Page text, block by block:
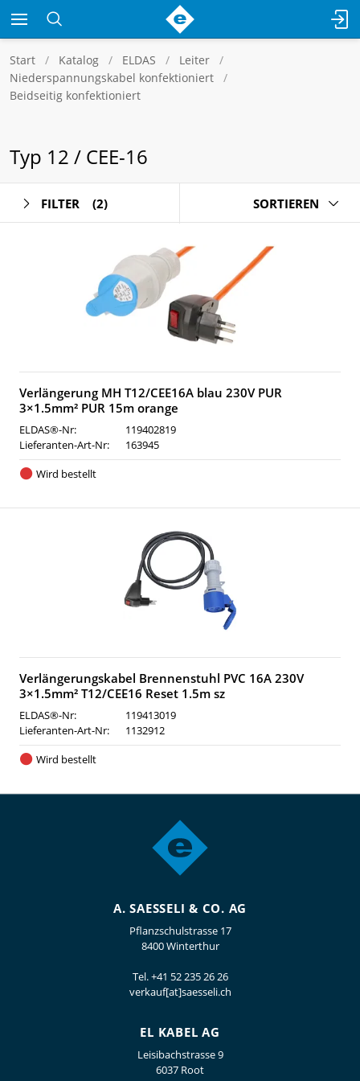
Start Katalog ELDAS
Leiter
Niederspannungskabel konfektioniert
Beidseitig konfektioniert
Typ 12 / CEE-16
FILTER (2) SORTIEREN
Verlängerung MH T12/CEE16A blau 230V PUR
3×1.5mm² PUR 15m orange
ELDAS®-Nr:
119402819
Lieferanten-Art-Nr:
163945
Wird bestellt
Verlängerungskabel Brennenstuhl PVC 16A 230V
3×1.5mm² T12/CEE16 Reset 1.5m sz
ELDAS®-Nr:
119413019
Lieferanten-Art-Nr:
1132912
Wird bestellt
A. SAESSELI & CO. AG
Pflanzschulstrasse 17
8400 Winterthur
Tel.+41 52 235 26 26
verkauf[at]saesseli.ch
EL KABEL AG
Leisibachstrasse 9
6037 Root